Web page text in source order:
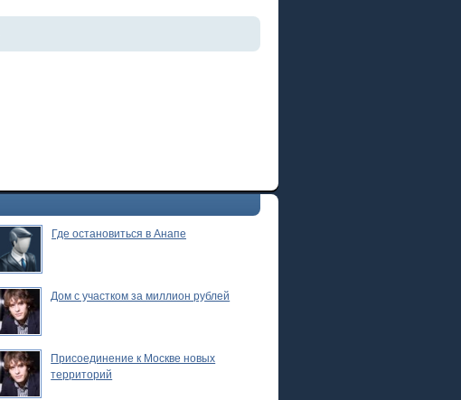
Где остановиться в Анапе
Дом с участком за миллион рублей
Присоединение к Москве новых
территорий